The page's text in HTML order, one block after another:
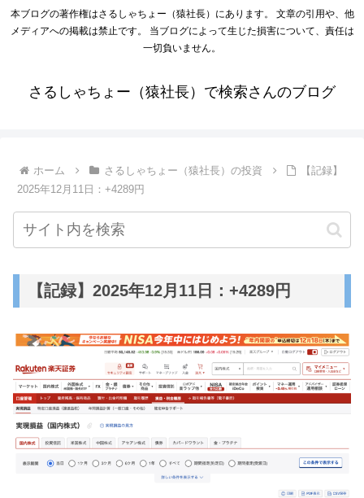
本ブログの著作権はさるしゃちょー（猿社長）にあります。 文章の引用や、他
メディアへの掲載は禁止です。 当ブログによって生じた損害について、責任は
一切負いません。
さるしゃちょー（猿社長）で検索さんのブログ
ホーム さるしゃちょー（猿社長）の投資
【記録】
2025年12月11日：+4289円
【記録】2025年12月11日：+4289円